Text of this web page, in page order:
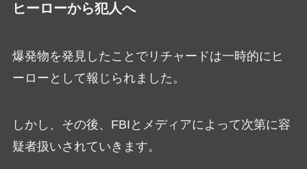
ヒーローから犯人へ
爆発物を発見したことでリチャードは一時的にヒ
ーローとして報じられました。
しかし、その後、FBIとメディアによって次第に容
疑者扱いされていきます。